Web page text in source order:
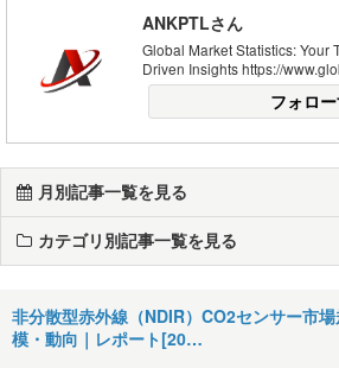
ANKPTLさん
Global Market Statistics: Your
Driven Insights https://
フォロ
月別記事一覧を見る
カテゴリ別記事一覧を見る
非分散型赤外線（NDIR）CO2センサー市
模・動向｜レポート[20…